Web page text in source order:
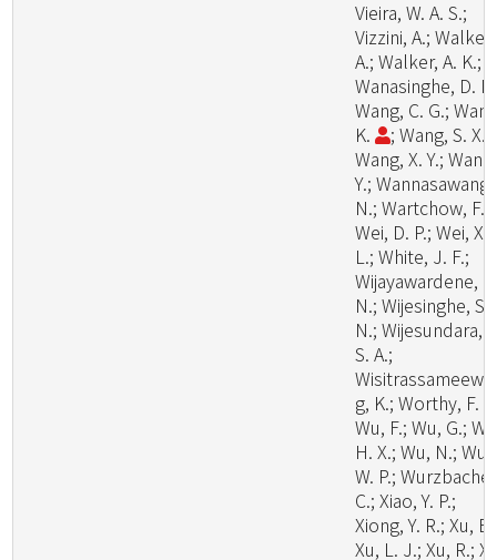
Vieira, W. A. S.;
Vizzini, A.; Walker,
A.; Walker, A. K.;
Wanasinghe, D.
Wang, C. G.;
K.
; Wang, S. X.;
Wang, X. Y.; Wang,
Y.; Wannasawang,
N.; Wartchow, F.;
Wei, D. P.; Wei, X.
L.; White, J. F.;
Wijayawardene,
N.; Wijesinghe, S.
N.; Wijesundara,
S. A.;
g, K.; Worthy, F.
Wu, F.; Wu, G.;
H. X.; Wu, N.; Wu,
W. P.;
C.; Xiao, Y. P.;
Xiong, Y. R.; Xu,
Xu, L. J.; Xu, R.;